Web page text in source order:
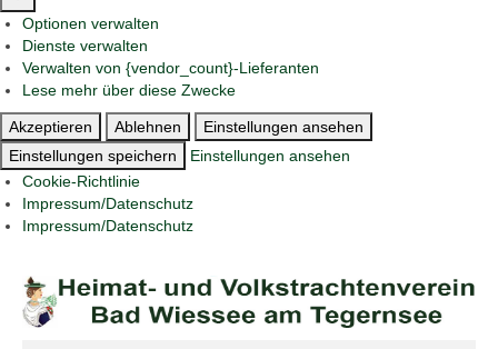
Optionen verwalten
Dienste verwalten
Verwalten von {vendor_count}-Lieferanten
Lese mehr über diese Zwecke
Akzeptieren Ablehnen
Einstellungen ansehen
Einstellungen speichern
Einstellungen ansehen
Cookie-Richtlinie
Impressum/Datenschutz
Impressum/Datenschutz